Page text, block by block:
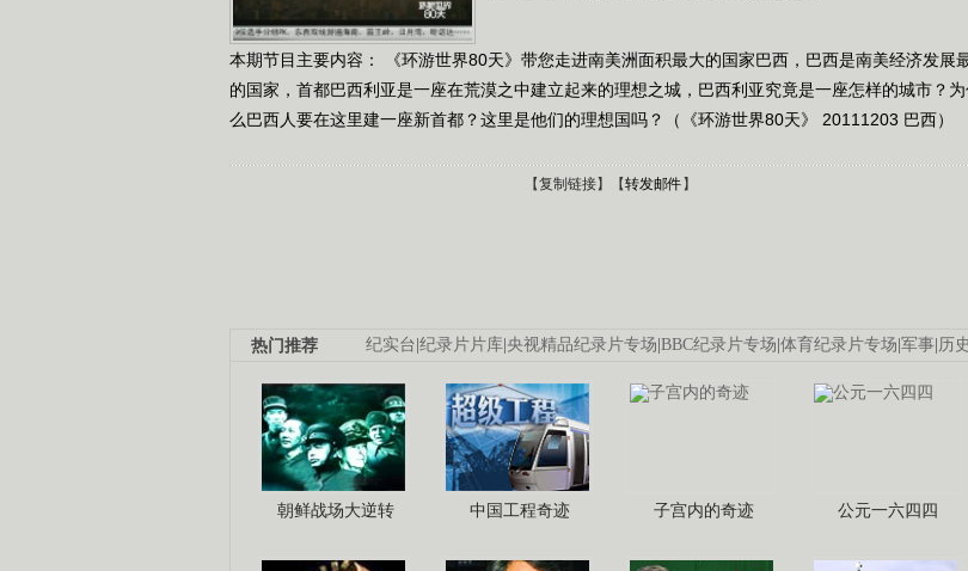
本期节目主要内容： 《环游世界80天》带您走进南美洲面积最大的国家巴西，巴西是南美经济发展
的国家，首都巴西利亚是一座在荒漠之中建立起来的理想之城，巴西利亚究竟是一座怎样的城市？
么巴西人要在这里建一座新首都？这里是他们的理想国吗？（《环游世界80天》 20111203 巴西）
【复制链接】【转发邮件】
纪实台|纪录片片库|央视精品纪录片专场|BBC纪录片专场|体育纪录片专场|军事| 历史
热门推荐
朝鲜战场大逆转 中国工程奇迹 子宫内的奇迹 公元一六四四